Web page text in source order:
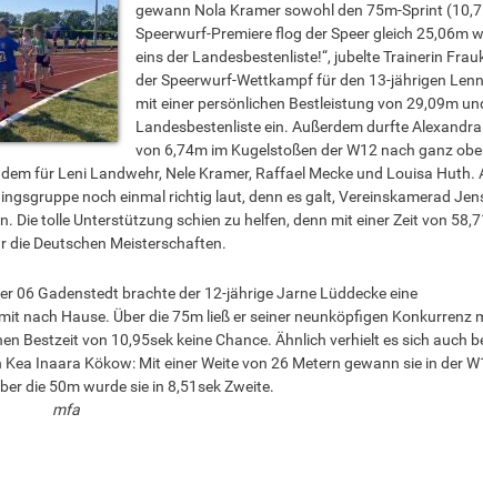
gewann Nola Kramer sowohl den 75m-Sprint
Speerwurf-Premiere flog der Speer gleich 25,06m
eins der Landesbestenliste!“, jubelte Trainerin
der Speerwurf-Wettkampf für den 13-jährigen
mit einer persönlichen Bestleistung von 29,09m
Landesbestenliste ein. Außerdem durfte
von 6,74m im Kugelstoßen der W12 nach ganz
für Leni Landwehr, Nele Kramer, Raffael Mecke und Louisa
noch einmal richtig laut, denn es galt, Vereinskamerad
Die tolle Unterstützung schien zu helfen, denn mit einer Zeit von
die Deutschen Meisterschaften.
06 Gadenstedt brachte der 12-jährige Jarne Lüddecke eine
nach Hause. Über die 75m ließ er seiner neunköpfigen Konkurrenz
Bestzeit von 10,95sek keine Chance. Ähnlich verhielt es sich auch
Inaara Kökow: Mit einer Weite von 26 Metern gewann sie in der
Über die 50m wurde sie in 8,51sek Zweite.
mfa